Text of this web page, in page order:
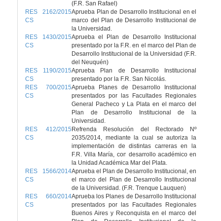
(F.R. San Rafael)
RES 2162/2015
CS
Aprueba Plan de Desarrollo Institucional en el
marco del Plan de Desarrollo Institucional de
la Universidad.
RES 1430/2015
CS
Aprueba el Plan de Desarrollo Institucional
presentado por la F.R. en el marco del Plan de
Desarrollo Institucional de la Universidad (F.R.
del Neuquén)
RES 1190/2015
CS
Aprueba Plan de Desarrollo Institucional
presentado por la F.R. San Nicolás.
RES 700/2015
CS
Aprueba Planes de Desarrollo Institucional
presentados por las Facultades Regionales
General Pacheco y La Plata en el marco del
Plan de Desarrollo Institucional de la
Universidad.
RES 412/2015
CS
Refrenda Resolución del Rectorado Nº
2035/2014, mediante la cual se autoriza la
implementación de distintas carreras en la
F.R. Villa María, con desarrollo académico en
la Unidad Académica Mar del Plata.
RES 1566/2014
CS
Aprueba el Plan de Desarrollo Institucional, en
el marco del Plan de Desarrollo Institucional
de la Universidad. (F.R. Trenque Lauquen)
RES 660/2014
CS
Aprueba los Planes de Desarrollo Institucional
presentados por las Facultades Regionales
Buenos Aires y Reconquista en el marco del